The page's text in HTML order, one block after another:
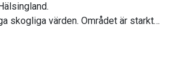
skogliga värden. Området är starkt
finns rikligt med gamla brända